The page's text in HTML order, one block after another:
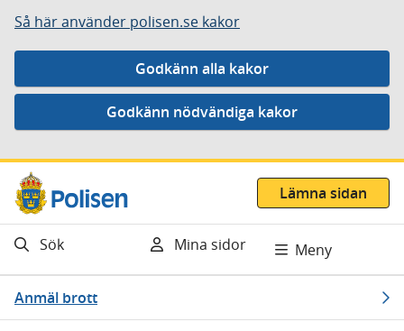
Så här använder polisen.se kakor
Gå direkt till innehåll
Lämna sidan
Sök Mina sidor Meny
Anmäl brott